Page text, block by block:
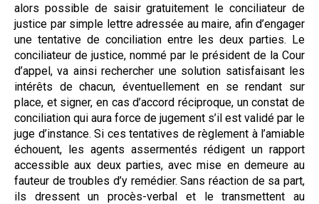
alors possible de saisir gratuitement le conciliateur de
justice par simple lettre adressée au maire, afin d’engager
une tentative de conciliation entre les deux parties. Le
conciliateur de justice, nommé par le président de la Cour
d’appel, va ainsi rechercher une solution satisfaisant les
intérêts de chacun, éventuellement en se rendant sur
place, et signer, en cas d’accord réciproque, un constat de
conciliation qui aura force de jugement s’il est validé par le
juge d’instance. Si ces tentatives de règlement à l’amiable
échouent, les agents assermentés rédigent un rapport
accessible aux deux parties, avec mise en demeure au
fauteur de troubles d’y remédier. Sans réaction de sa part,
ils dressent un procès-verbal et le transmettent au